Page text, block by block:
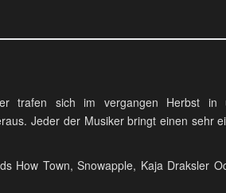
trafen sich im vergangen Herbst in
Jeder der Musiker bringt einen sehr
How Town, Snowapple, Kaja Draksler